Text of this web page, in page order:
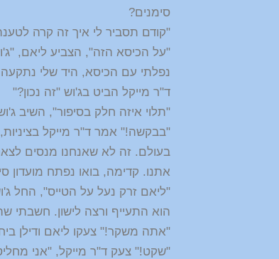
סימנים?
"קודם תסביר לי איך זה קרה
"על הכיסא הזה", הצביע ליאם,
נפלתי עם הכיסא, היד שלי
ד"ר מייקל הביט בג'וש "זה נכון?"
"תלוי איזה חלק בסיפור", השיב
"בבקשה!" אמר ד"ר מייקל
בעולם. זה לא שאנחנו מנסים
אתנו. קדימה, בואו נפתח מועדון
"ליאם זרק נעל על הטייס", החל
הוא התעייף ורצה לישון. חשבתי
"אתה משקר!" צעקו ליאם ודילן
"שקט!" צעק ד"ר מייקל, "אני